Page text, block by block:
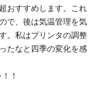
おすすめします。これ
で、後は気温管理を気
。私はプリンタの調整
たなと四季の変化を感
！